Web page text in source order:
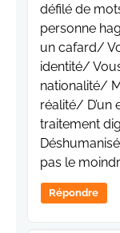
défilé de
personne
un cafard/
identité/
nationalité/
réalité/ D’un
traitement
pas le
Répondre